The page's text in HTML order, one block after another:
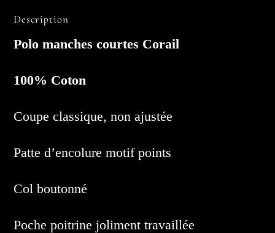
Description
Polo manches courtes Corail
100% Coton
Coupe classique, non ajustée
Patte d’encolure motif points
Col boutonné
Poche poitrine joliment travaillée